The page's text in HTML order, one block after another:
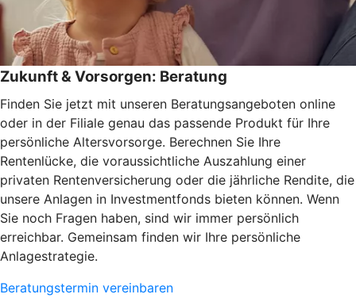
Zukunft & Vorsorgen: Beratung
Finden Sie jetzt mit unseren Beratungsangeboten online
oder in der Filiale genau das passende Produkt für Ihre
persönliche Altersvorsorge. Berechnen Sie Ihre
Rentenlücke, die voraussichtliche Auszahlung einer
privaten Rentenversicherung oder die jährliche Rendite, die
unsere Anlagen in Investmentfonds bieten können. Wenn
Sie noch Fragen haben, sind wir immer persönlich
erreichbar. Gemeinsam finden wir Ihre persönliche
Anlagestrategie.
Beratungstermin vereinbaren